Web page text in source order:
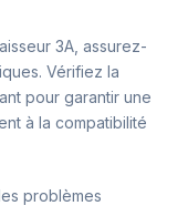
3A, assurez-
Vérifiez la
pour garantir une
à la compatibilité
problèmes